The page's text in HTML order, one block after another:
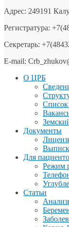
Адрес: 249191
Регистратура:
Секретарь:
E-mail:
О ЦРБ
Список
Документы
Для
Режим
Статьи